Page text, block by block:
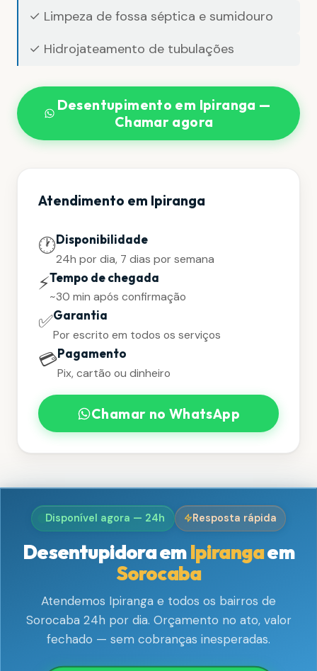
✓ Limpeza de fossa séptica e sumidouro
✓ Hidrojateamento de tubulações
Desentupimento em Ipiranga —
Chamar agora
Atendimento em Ipiranga
🕐Disponibilidade
24h por dia, 7 dias por semana
⚡Tempo de chegada
~30 min após confirmação
✅Garantia
Por escrito em todos os serviços
💳Pagamento
Pix, cartão ou dinheiro
Chamar no WhatsApp
Disponível agora — 24h Resposta rápida
Desentupidora emIpirangaem
Sorocaba
Atendemos Ipiranga e todos os bairros de
Sorocaba 24h por dia. Orçamento no ato, valor
fechado — sem cobranças inesperadas.